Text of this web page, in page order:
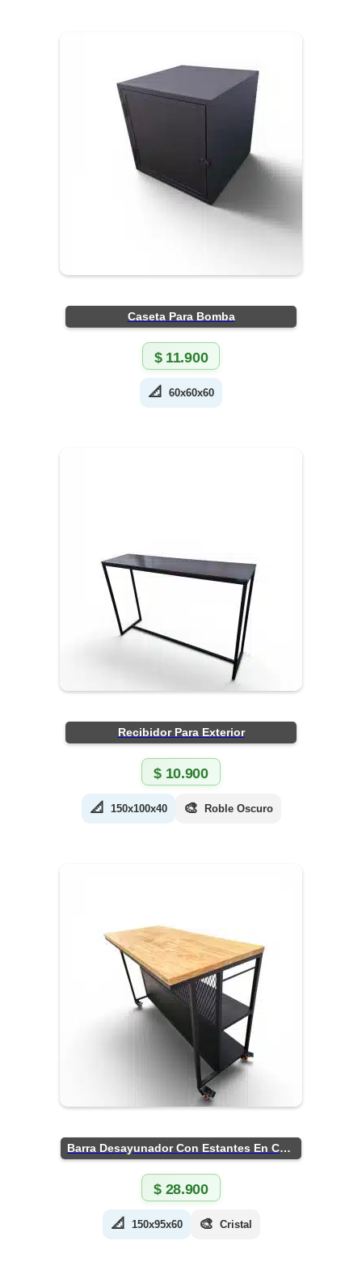
Caseta Para Bomba
$11.900
📐 60x60x60
Recibidor Para Exterior
$10.900
📐 150x100x40 🎨 Roble Oscuro
Barra Desayunador Con Estantes En Chapa
$28.900
📐 150x95x60 🎨 Cristal